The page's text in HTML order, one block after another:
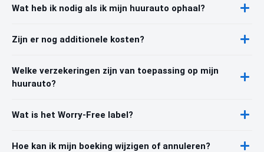
Wat heb ik nodig als ik mijn huurauto ophaal?
Zijn er nog additionele kosten?
Welke verzekeringen zijn van toepassing op mijn
huurauto?
Wat is het Worry-Free label?
Hoe kan ik mijn boeking wijzigen of annuleren?